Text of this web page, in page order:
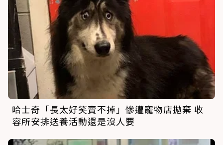
哈士奇「長太好笑賣不掉」慘遭寵物店拋棄 收
容所安排送養活動還是沒人要